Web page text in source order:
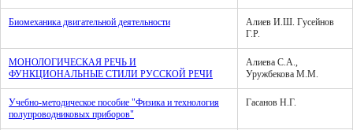
Биомеханика двигательной деятельности
Алиев И.Ш. Гусейнов
Г.Р.
МОНОЛОГИЧЕСКАЯ РЕЧЬ И
ФУНКЦИОНАЛЬНЫЕ СТИЛИ РУССКОЙ РЕЧИ
Алиева С.А.,
Уружбекова М.М.
Учебно-методическое пособие "Физика и технология
полупроводниковых приборов"
Гасанов Н.Г.